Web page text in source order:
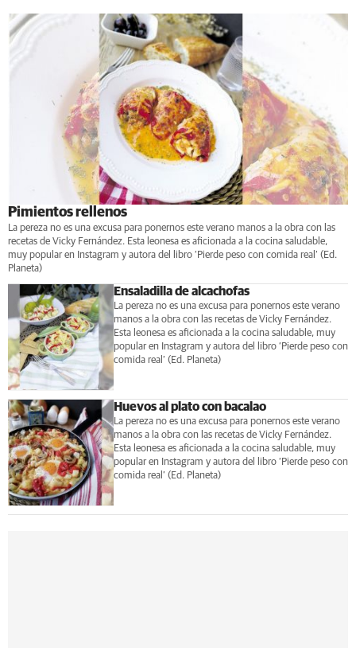
Pimientos rellenos
La pereza no es una excusa para ponernos este verano manos a la obra con las
recetas de Vicky Fernández. Esta leonesa es aficionada a la cocina saludable,
muy popular en Instagram y autora del libro ‘Pierde peso con comida real’ (Ed.
Planeta)
Ensaladilla de alcachofas
La pereza no es una excusa para ponernos este verano
manos a la obra con las recetas de Vicky Fernández.
Esta leonesa es aficionada a la cocina saludable, muy
popular en Instagram y autora del libro ‘Pierde peso con
comida real’ (Ed. Planeta)
Huevos al plato con bacalao
La pereza no es una excusa para ponernos este verano
manos a la obra con las recetas de Vicky Fernández.
Esta leonesa es aficionada a la cocina saludable, muy
popular en Instagram y autora del libro ‘Pierde peso con
comida real’ (Ed. Planeta)